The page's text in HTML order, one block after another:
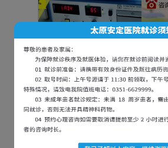
医院新闻
党建引领医社联动｜龙城艺术...
行政查房促规范，排除隐患保...